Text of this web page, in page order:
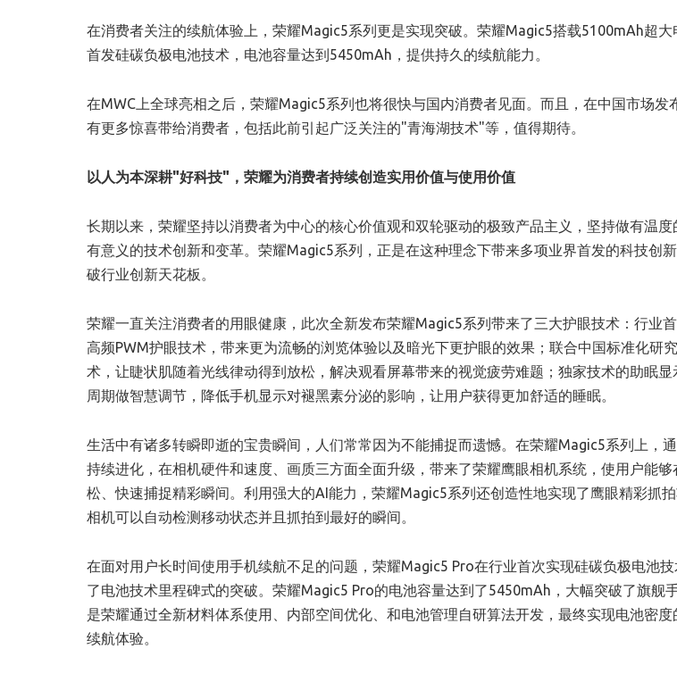
在消费者关注的续航体验上，荣耀Magic5系列更是实现突破。荣耀Magic5搭载5100mAh超
首发硅碳负极电池技术，电池容量达到5450mAh，提供持久的续航能力。
在MWC上全球亮相之后，荣耀Magic5系列也将很快与国内消费者见面。而且，在中国市场发
有更多惊喜带给消费者，包括此前引起广泛关注的"青海湖技术"等，值得期待。
以人为本深耕"好科技"，荣耀为消费者持续创造实用价值与使用价值
长期以来，荣耀坚持以消费者为中心的核心价值观和双轮驱动的极致产品主义，坚持做有温
有意义的技术创新和变革。荣耀Magic5系列，正是在这种理念下带来多项业界首发的科技创
破行业创新天花板。
荣耀一直关注消费者的用眼健康，此次全新发布荣耀Magic5系列带来了三大护眼技术：行业
高频PWM护眼技术，带来更为流畅的浏览体验以及暗光下更护眼的效果；联合中国标准化研
术，让睫状肌随着光线律动得到放松，解决观看屏幕带来的视觉疲劳难题；独家技术的助眠
周期做智慧调节，降低手机显示对褪黑素分泌的影响，让用户获得更加舒适的睡眠。
生活中有诸多转瞬即逝的宝贵瞬间，人们常常因为不能捕捉而遗憾。在荣耀Magic5系列上，
持续进化，在相机硬件和速度、画质三方面全面升级，带来了荣耀鹰眼相机系统，使用户能
松、快速捕捉精彩瞬间。利用强大的AI能力，荣耀Magic5系列还创造性地实现了鹰眼精彩抓
相机可以自动检测移动状态并且抓拍到最好的瞬间。
在面对用户长时间使用手机续航不足的问题，荣耀Magic5 Pro在行业首次实现硅碳负极电池
了电池技术里程碑式的突破。荣耀Magic5 Pro的电池容量达到了5450mAh，大幅突破了旗舰
是荣耀通过全新材料体系使用、内部空间优化、和电池管理自研算法开发，最终实现电池密
续航体验。